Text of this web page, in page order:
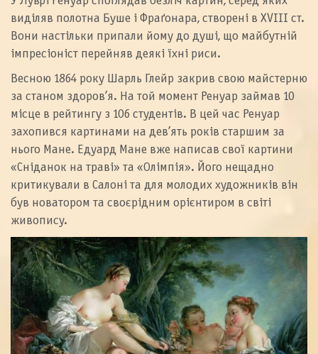
виділяв полотна Буше і Фраґонара, створені в XVIII ст.
Вони настільки припали йому до душі, що майбутній
імпресіоніст перейняв деякі їхні риси.
Весною 1864 року Шарль Глейр закрив свою майстерню
за станом здоров’я. На той момент Ренуар займав 10
місце в рейтингу з 106 студентів. В цей час Ренуар
захопився картинами на дев’ять років старшим за
нього Мане. Едуард Мане вже написав свої картини
«Сніданок на траві» та «Олімпія». Його нещадно
критикували в Салоні та для молодих художників він
був новатором та своєрідним орієнтиром в світі
живопису.